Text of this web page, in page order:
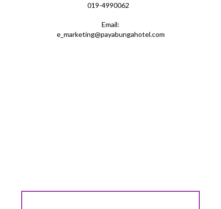
019-4990062
Email:
e_marketing@payabungahotel.com